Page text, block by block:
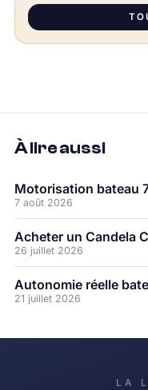
À lire aussi
Motorisation bateau
7 août 2026
Acheter un Candela
26 juillet 2026
Autonomie réelle
21 juillet 2026
LA